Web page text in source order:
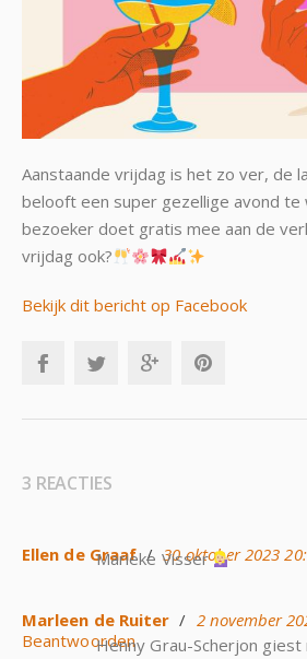
Aanstaande vrijdag is het zo ver, de
belooft een super gezellige avond te
bezoeker doet gratis mee aan de
vrijdag ook?
Bekijk dit bericht op Facebook
3 REACTIES
Ellen de Graaf / 30 oktober 2023
Marieke Visser
Marleen de Ruiter / 2 november
BeantwoordenHenny Grau-Scherjon giest